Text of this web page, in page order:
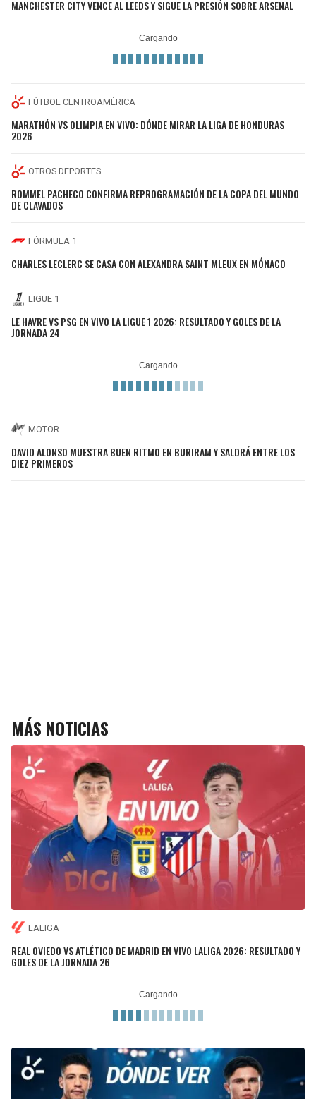
MANCHESTER CITY VENCE AL LEEDS Y SIGUE LA PRESIÓN SOBRE ARSENAL
FÚTBOL CENTROAMÉRICA
MARATHÓN VS OLIMPIA EN VIVO: DÓNDE MIRAR LA LIGA DE HONDURAS
2026
OTROS DEPORTES
ROMMEL PACHECO CONFIRMA REPROGRAMACIÓN DE LA COPA DEL MUNDO
DE CLAVADOS
FÓRMULA 1
CHARLES LECLERC SE CASA CON ALEXANDRA SAINT MLEUX EN MÓNACO
LIGUE 1
LE HAVRE VS PSG EN VIVO LA LIGUE 1 2026: RESULTADO Y GOLES DE LA
JORNADA 24
MOTOR
DAVID ALONSO MUESTRA BUEN RITMO EN BURIRAM Y SALDRÁ ENTRE LOS
DIEZ PRIMEROS
MÁS NOTICIAS
LALIGA
REAL OVIEDO VS ATLÉTICO DE MADRID EN VIVO LALIGA 2026: RESULTADO Y
GOLES DE LA JORNADA 26